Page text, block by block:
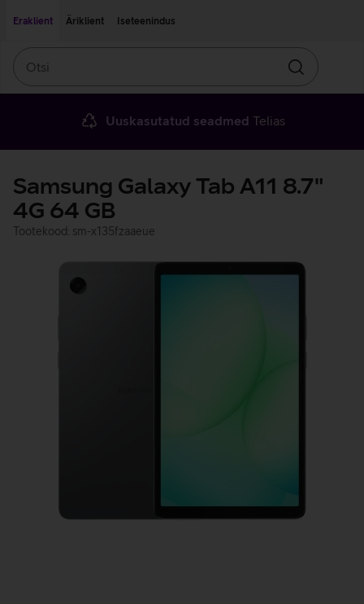
Eraklient
Äriklient Iseteenindus
Otsin
Uuskasutatud seadmed Telias
Samsung Galaxy Tab A11 8.7"
4G 64 GB
Tootekood: sm-x135fzaaeue